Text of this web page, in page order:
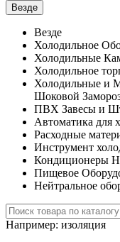
Везде
Везде
Холодильное
Холодильные
Холодильное
Холодильные и
Шоковой
ПВХ Завесы и
Автоматика для
Расходные
Инструмент
Кондиционеры
Пищевое
Нейтральное
Например: изоляция